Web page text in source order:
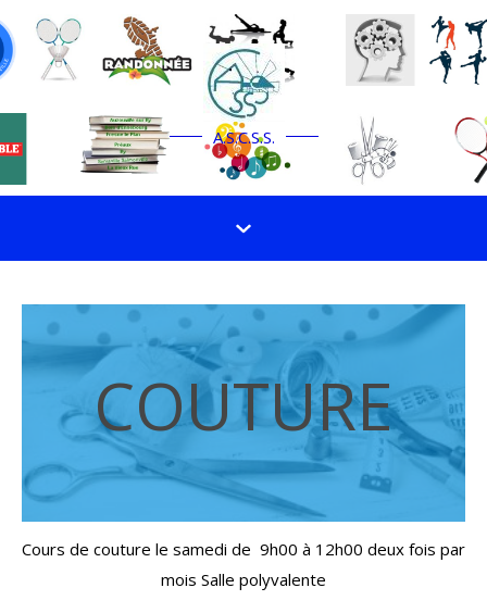
A.S.C.S.S.
COUTURE
Cours de couture le samedi de 9h00 à 12h00 deux fois par
mois Salle polyvalente